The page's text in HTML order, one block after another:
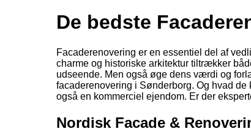
De bedste
Facaderenovering er en essentiel del af
charme og historiske arkitektur tiltrækker
udseende. Men også øge dens værdi og
facaderenovering i Sønderborg. Og hvad
også en kommerciel ejendom. Er der
Nordisk Facade &